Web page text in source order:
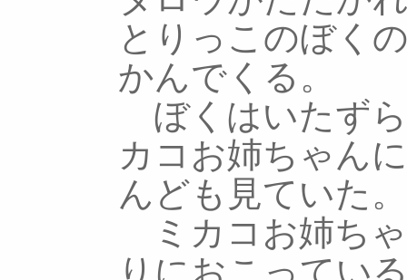
とりっこのぼく
かんでくる。
ぼくはいたず
カコお姉ちゃん
んども見ていた。
ミカコお姉ち
りにおこってい